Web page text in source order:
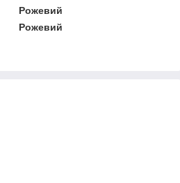
Рожевий
Рожевий